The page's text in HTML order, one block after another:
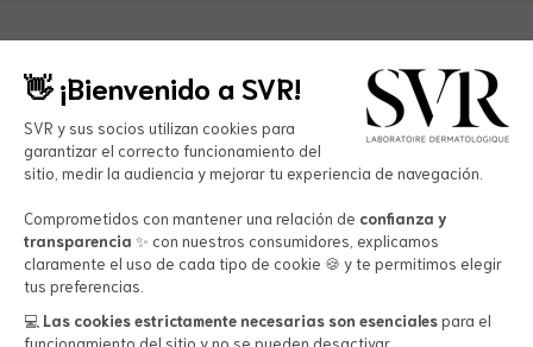
Cuidado facial
Cuidado corporal
Protección solar
Todos los productos
El laboratorio
Manifesto
👋 ¡Bienvenido a SVR!
SVR y sus socios utilizan cookies para
garantizar el correcto funcionamiento del
sitio, medir la audiencia y mejorar tu experiencia de navegación.
Comprometidos con mantener una relación de confianza y
transparencia ✨ con nuestros consumidores, explicamos
claramente el uso de cada tipo de cookie 🍪 y te permitimos elegir
tus preferencias.
💻​ Las cookies estrictamente necesarias son esencialespara el
funcionamiento del sitio y no se pueden desactivar.